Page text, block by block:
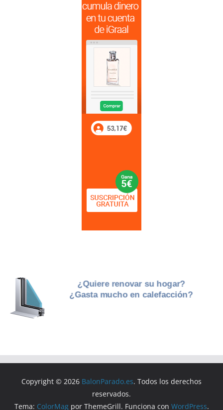
Copyright © 2026 BalonParado.es. Todos los derechos
reservados.
Tema: ColorMagpor ThemeGrill. Funciona con WordPress.